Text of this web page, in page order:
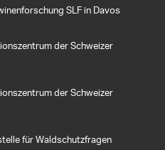
SLF in Davos
der Schweizer
der Schweizer
für Waldschutzfragen